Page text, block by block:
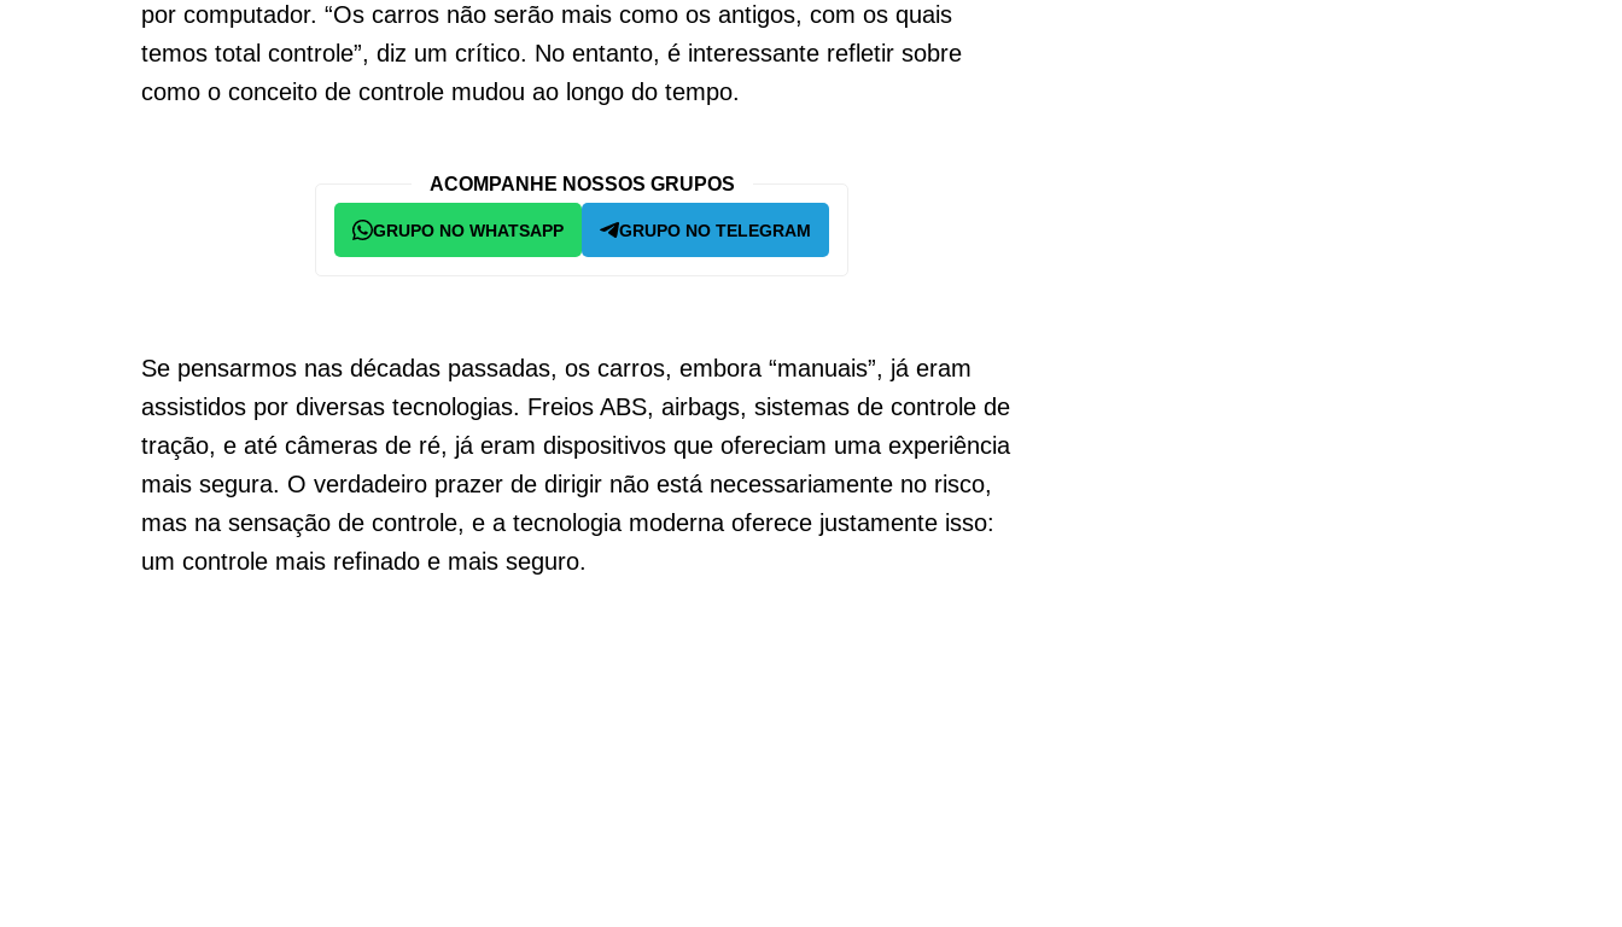
por computador. “Os carros não serão mais como os antigos, com os quais
temos total controle”, diz um crítico. No entanto, é interessante refletir sobre
como o conceito de controle mudou ao longo do tempo.
ACOMPANHE NOSSOS GRUPOS
GRUPO NO WHATSAPP GRUPO NO TELEGRAM
Se pensarmos nas décadas passadas, os carros, embora “manuais”, já eram
assistidos por diversas tecnologias. Freios ABS, airbags, sistemas de controle de
tração, e até câmeras de ré, já eram dispositivos que ofereciam uma experiência
mais segura. O verdadeiro prazer de dirigir não está necessariamente no risco,
mas na sensação de controle, e a tecnologia moderna oferece justamente isso:
um controle mais refinado e mais seguro.